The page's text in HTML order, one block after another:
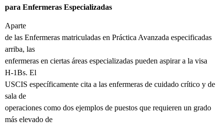
para Enfermeras Especializadas
Aparte
de las Enfermeras matriculadas en Práctica Avanzada especificadas
arriba, las
enfermeras en ciertas áreas especializadas pueden aspirar a la visa
H-1Bs. El
USCIS específicamente cita a las enfermeras de cuidado crítico y de
sala de
operaciones como dos ejemplos de puestos que requieren un grado
más elevado de